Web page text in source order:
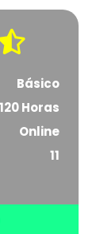
Básico
Horas
Online
11